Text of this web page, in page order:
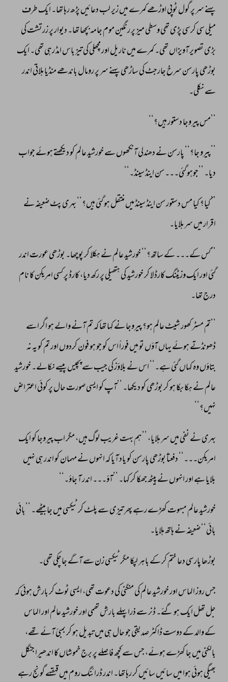
پہنے سر پر گول ٹوپی اوڑھے کمرے میں زیر لب دعائیں پڑھ رہا تھا۔ ایک طرف
میلی سی کرسی پڑی تھی وسطی میز پر رنگین موم جامہ بچھا تھا۔ دیوار پر زرتشت کی
بڑی تصویر آویزاں تھی۔ کمرے میں ناریل اور مچھلی کی تیز باس امڈ رہی تھی۔ ایک
بوڑھی پارسن سرخ جارجٹ کی ساڑھی پہنے سر پر رومال باندھے منڈیا ہلاتی اندر
سے نکلی۔
’’مس پیروجا دستور ہیں؟‘‘
’’پیرو جا؟‘‘ پارسن نے دھندلی آنکھوں سے خورشید عالم کو دیکھتے ہوئے جواب
دیا۔ ’’جوہو گئی۔۔۔ سن اینڈ سینڈ۔‘‘
’’کیا؟ کیا مس دستور سن اینڈ سینڈ میں منتقل ہو گئی ہیں؟‘‘ بہری پٹ ضعیفہ نے
اقرار میں سر ہلایا۔
’’کس کے۔۔۔ کے ساتھ؟‘‘ خورشید عالم نے ہکلا کر پوچھا۔ بوڑھی عورت اندر
گئی اور ایک وزیٹنگ کارڈ لا کر خورشید کی ہتھیلی پر رکھ دیا، کارڈ پر کسی امریکن کا نام
درج تھا۔
’’تم مسٹر کھور شیٹ عالم ہو؟ پیروجا نے کہا تھا کہ تم آنے والے ہو اگر اسے
ڈھونڈتے ہوئے یہاں آؤں تو میں فوراً اس کو جو ہو فون کردوں اور تم کو یہ نہ
بتاؤں وہ کہاں گئی ہے۔‘‘ اس نے بلاؤز کی جیب سے پچیس پیسے نکالے۔ خورشید
عالم نے ہکا بکا ہو کر بوڑھی کو دیکھا۔ ’’آپ کو ایسی صورت حال پر کوئی اعتراض
نہیں؟‘‘
بہری نے نفی میں سر ہلایا، ’’ہم بہت غریب لوگ ہیں، مگر اب پیروجا کو ایک
امریکن۔۔۔‘‘ دفعتاً بوڑھی پارسن کو یاد آیا کہ انہوں نے مہمان کو اندر ہی نہیں
بلایا ہے اور انہوں نے پیٹھ جھکا کر کہا۔ ’’آؤ۔۔۔ اندر آ جاؤ۔‘‘
خورشید عالم مبہوت کھڑے رہے پھر تیزی سے پلٹ کر ٹیکسی میں جا بیٹھے۔ ’’بائی
بائی‘‘ ضعیفہ نے ہاتھ ہلایا۔
بوڑھا پارسی دعا ختم کر کے باہر لپکا مگر ٹیکسی زن سے آگے جاچکی تھی۔
جس روز الماس اور خورشید عالم کی منگنی کی دعوت تھی، ایسی ٹوٹ کر بارش ہوئی کہ
جل تھل ایک ہو گئے۔ ڈنر سے ذرا پہلے بارش تھمی اور خورشید عالم اور الماس
کے والد کے دوست ڈاکٹر صدیقی جو حال ہی میں تبدیل ہو کر بمبئ آئے تھے،
بالکنی میں جا کھڑے ہوئے، جس سے کچھ فاصلے پر برج خموشاں کا اندھیرا جنگل
بھیگی ہوئی ہوا میں سائیں سائیں کر رہا تھا۔ اندر ڈرائنگ روم میں قہقہے گونج رہے